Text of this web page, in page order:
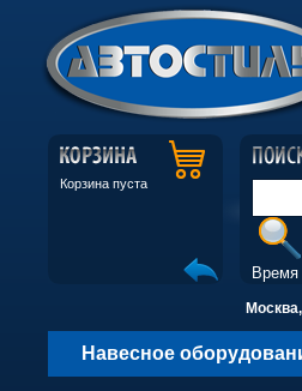
Корзина пуста
Время
Навесное